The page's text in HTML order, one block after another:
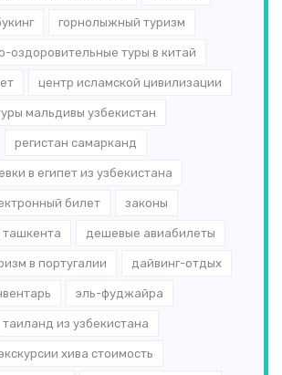
горнолыжный туризм
оздоровительные туры в китай
центр исламской цивилизации
мальдивы узбекистан
регистан самарканд
в египет из узбекистана
билет законы
ташкента дешевые авиабилеты
в португалии дайвинг-отдых
эль-­фуджайра
таиланд из узбекистана
хива стоимость